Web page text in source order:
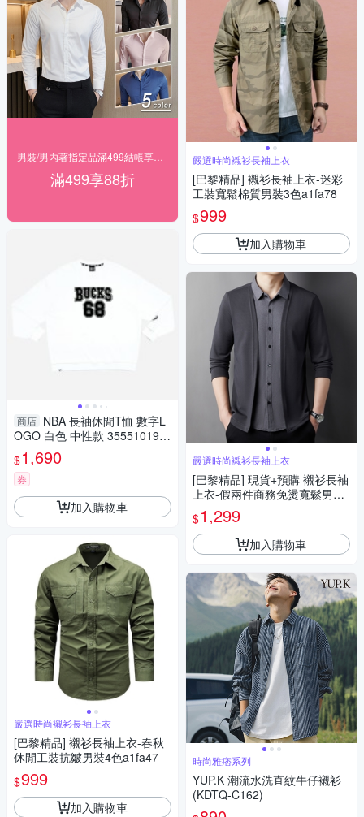
滿499享88折
商店 NBA 長袖休閒T恤 數字L
OGO 白色 中性款 35551019 0
0 noB76
$1,690
券
加入購物車
嚴選時尚襯衫長袖上衣
[巴黎精品] 襯衫長袖上衣-春秋
休閒工裝抗皺男裝4色a1fa47
$999
加入購物車
嚴選時尚襯衫長袖上衣
[巴黎精品] 襯衫長袖上衣-迷彩
工裝寬鬆棉質男裝3色a1fa78
$999
加入購物車
嚴選時尚襯衫長袖上衣
[巴黎精品] 現貨+預購 襯衫長袖
上衣-假兩件商務免燙寬鬆男裝
2色a1ff18
$1,299
加入購物車
時尚雅痞系列
YUP.K 潮流水洗直紋牛仔襯衫
(KDTQ-C162)